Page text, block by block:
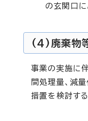
の玄関口
(4)廃棄物
事業の実施に
間処理量、減
措置を検討する